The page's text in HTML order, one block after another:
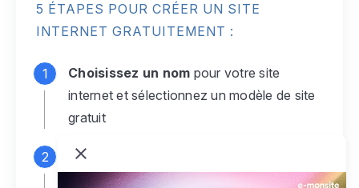
5 ÉTAPES POUR CRÉER UN SITE
INTERNET GRATUITEMENT :
Choisissez un nom pour votre site
internet et sélectionnez un modèle de site
gratuit
Connectez-vous
monsite gratuit pour accéder à votre